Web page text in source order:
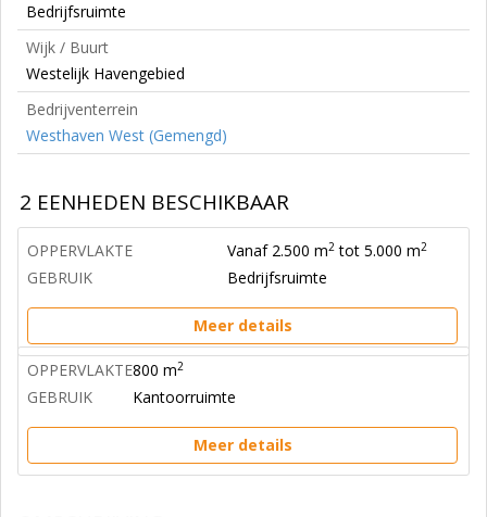
Bedrijfsruimte
Wijk / Buurt
Westelijk Havengebied
Bedrijventerrein
Westhaven West (Gemengd)
2 EENHEDEN BESCHIKBAAR
OPPERVLAKTE Vanaf 2.500 m2 tot 5.000 m2
GEBRUIK Bedrijfsruimte
Meer details
OPPERVLAKTE800 m2
GEBRUIK Kantoorruimte
Meer details